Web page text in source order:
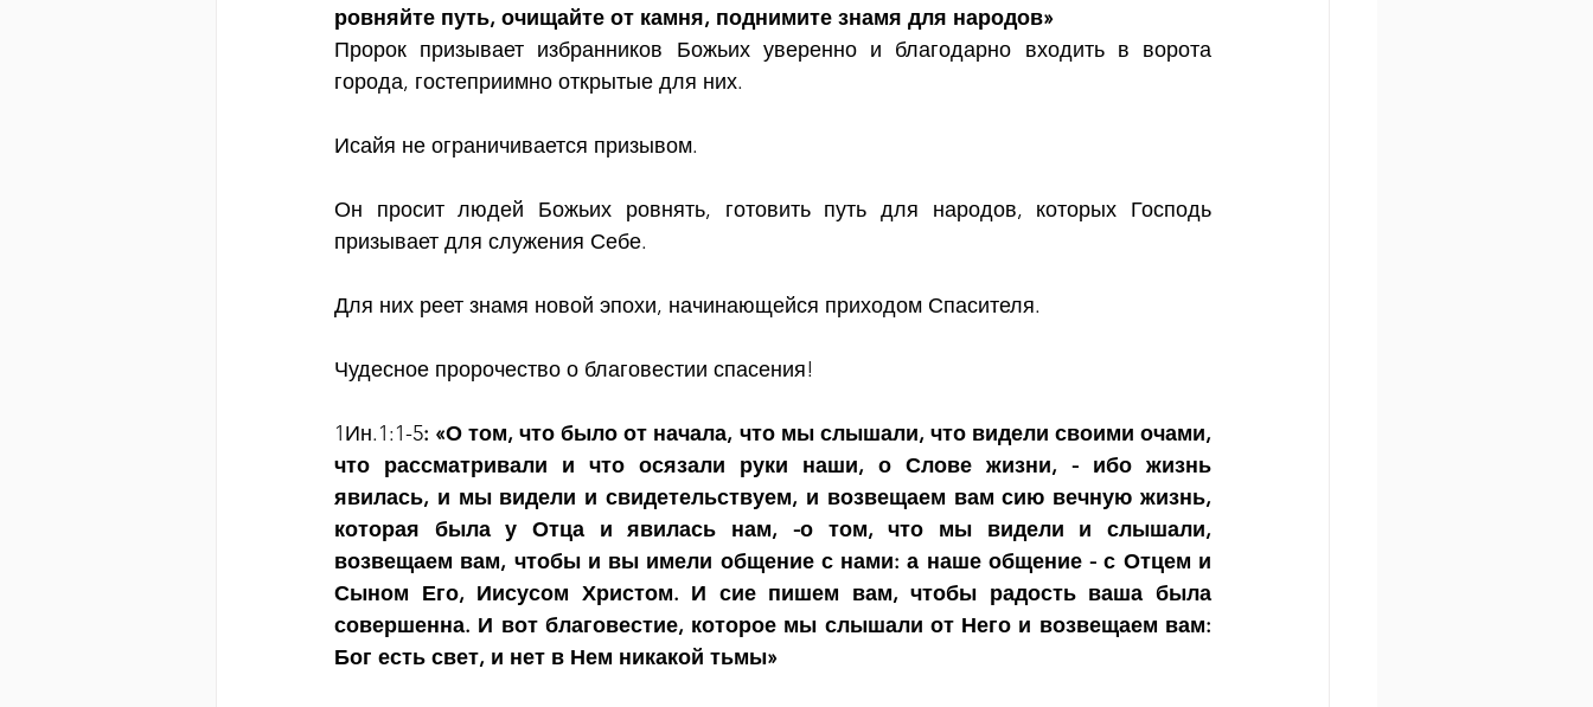
ровняйте путь, очищайте от камня, поднимите знамя для народов»
Пророк призывает избранников Божьих уверенно и благодарно входить в ворота
города, гостеприимно открытые для них.
Исайя не ограничивается призывом.
Он просит людей Божьих ровнять, готовить путь для народов, которых Господь
призывает для служения Себе.
Для них реет знамя новой эпохи, начинающейся приходом Спасителя.
Чудесное пророчество о благовестии спасения!
1Ин.1:1-5: «О том, что было от начала, что мы слышали, что видели своими очами,
что рассматривали и что осязали руки наши, о Слове жизни, - ибо жизнь
явилась, и мы видели и свидетельствуем, и возвещаем вам сию вечную жизнь,
которая была у Отца и явилась нам, -о том, что мы видели и слышали,
возвещаем вам, чтобы и вы имели общение с нами: а наше общение - с Отцем и
Сыном Его, Иисусом Христом. И сие пишем вам, чтобы радость ваша была
совершенна. И вот благовестие, которое мы слышали от Него и возвещаем вам:
Бог есть свет, и нет в Нем никакой тьмы»